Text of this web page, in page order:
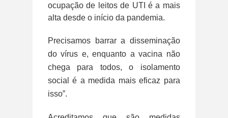
ocupação de leitos de UTI é a mais
alta desde o início da pandemia.
Precisamos barrar a disseminação
do vírus e, enquanto a vacina não
chega para todos, o isolamento
social é a medida mais eficaz para
isso”.